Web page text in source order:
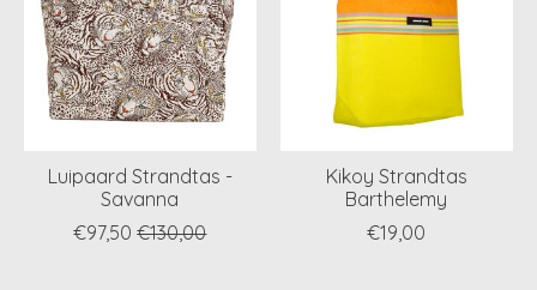
Luipaard Strandtas -
Savanna
€97,50 €130,00
Kikoy Strandtas
Barthelemy
€19,00